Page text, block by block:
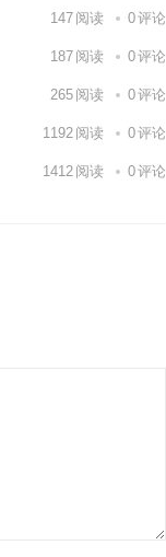
147 阅读 0评论
187 阅读 0评论
265 阅读 0评论
1192 阅读 0评论
1412 阅读 0评论